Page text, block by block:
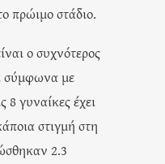
πρώιμο στάδιο.
ο συχνότερος
σύμφωνα με
8 γυναίκες έχει
στιγμή στη
2.3